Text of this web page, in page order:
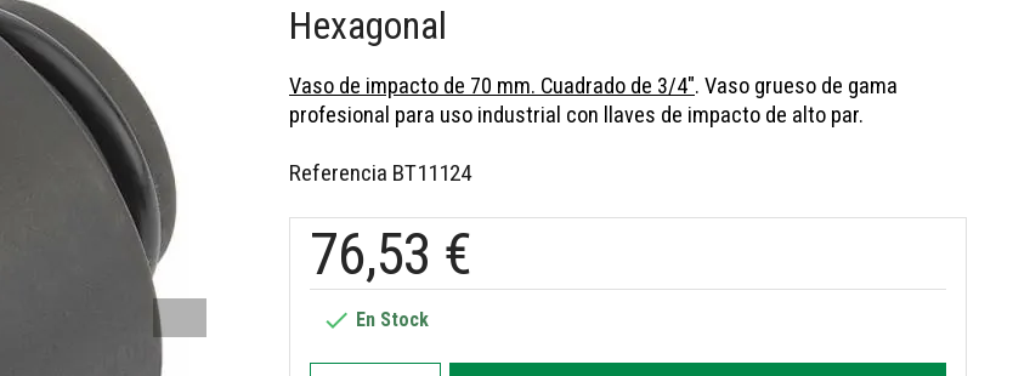
Hexagonal
Vaso de impacto de 70 mm. Cuadrado de 3/4". Vaso grueso de gama
profesional para uso industrial con llaves de impacto de alto par.
Referencia BT11124
76,53 €
 En Stock